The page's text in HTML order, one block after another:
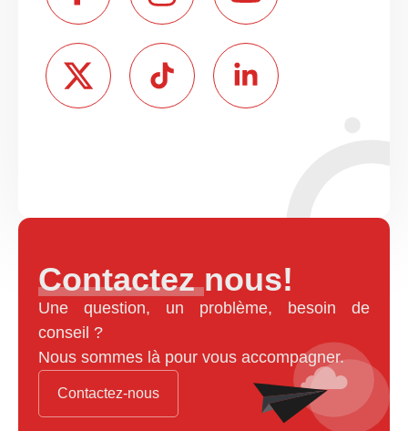
Contactez nous!
Une question, un problème, besoin de
conseil ?
Nous sommes là pour vous accompagner.
Contactez-nous